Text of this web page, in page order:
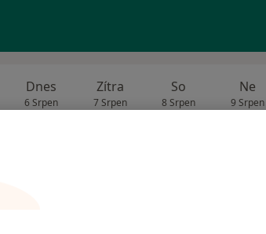
Dnes
6 Srpen
Zítra
7 Srpen
So
8 Srpen
Ne
9 Srpen